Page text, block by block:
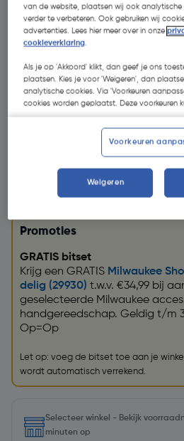
€ 4,00 | Excl. btw € 3,31
Kies productvariant(56)
Promoties
GRATIS bitset
Krijg een GRATIS Milwaukee
delig (29930) t.w.v. €34,99 bij
geselecteerde Milwaukee
handgereedschap. Geldig t/m
Op=Op
Let op: voeg de bitset toe aan je
wordt automatisch verrekend.
Selecteer winkel - Bekijk
minuten op
van de website, plaatsen wij ook
verder te verbeteren. Ook gebruiken wij
advertenties. Lees hier meer over in onze
cookieverklaring.
Als je op 'Akkoord' klikt, dan geef je ons
plaatsen. Kies je voor 'Weigeren', dan
analytische cookies. Via 'Voorkeuren
cookies worden geplaatst. Deze voorkeuren
Voorkeuren
Weigeren